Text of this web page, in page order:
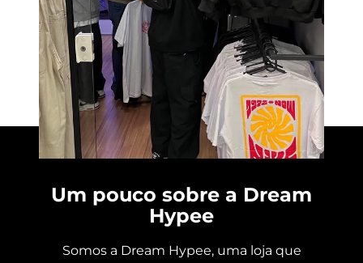
Um pouco sobre a Dream
Hypee
Somos a Dream Hypee, uma loja que